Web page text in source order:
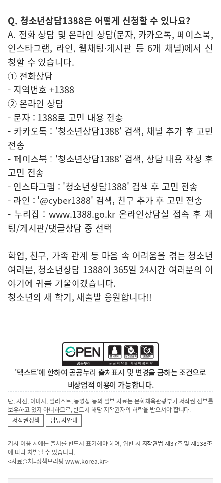
Q. 청소년상담1388은 어떻게 신청할 수 있나요?
A. 전화 상담 및 온라인 상담(문자, 카카오톡, 페이스북,
인스타그램, 라인, 웹채팅·게시판 등 6개 채널)에서 신
청할 수 있습니다.
① 전화상담
- 지역번호 +1388
② 온라인 상담
- 문자 : 1388로 고민 내용 전송
- 카카오톡 : '청소년상담1388' 검색, 채널 추가 후 고민
전송
- 페이스북 : '청소년상담1388' 검색, 상담 내용 작성 후
고민 전송
- 인스타그램 : '청소년상담1388' 검색 후 고민 전송
- 라인 : '@cyber1388' 검색, 친구 추가 후 고민 전송
- 누리집 : www.1388.go.kr 온라인상담실 접속 후 채
팅/게시판/댓글상담 중 선택
학업, 친구, 가족 관계 등 마음 속 어려움을 겪는 청소년
여러분, 청소년상담 1388이 365일 24시간 여러분의 이
야기에 귀를 기울이겠습니다.
청소년의 새 학기, 새출발 응원합니다!!
'텍스트'에 한하여 공공누리 출처표시 및 변경을 금하는 조건으로
비상업적 이용이 가능합니다.
단, 사진, 이미지, 일러스트, 동영상 등의 일부 자료는 문화체육관광부가 저작권 전부를
보유하고 있지 아니하므로, 반드시 해당 저작권자의 허락을 받으셔야 합니다.
저작권정책
담당자안내
기사 이용 시에는 출처를 반드시 표기해야 하며, 위반 시 저작권법 제37조 및제138조
에 따라 처벌될 수 있습니다.
<자료출처=정책브리핑 www.korea.kr>